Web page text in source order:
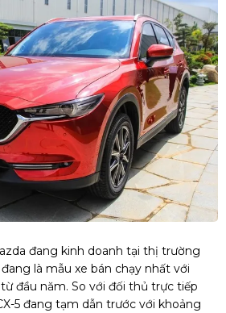
đang kinh doanh tại thị trường
là mẫu xe bán chạy nhất với
đầu năm. So với đối thủ trực tiếp
5 đang tạm dẫn trước với khoảng